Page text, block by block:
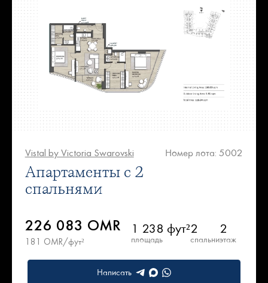
Vistal by Victoria Swarovski Номер лота: 5002
Апартаменты с 2
спальнями
226 083 OMR
181 OMR/фут²
1 238 фут²
площадь
2
спальни
2
этаж
Написать